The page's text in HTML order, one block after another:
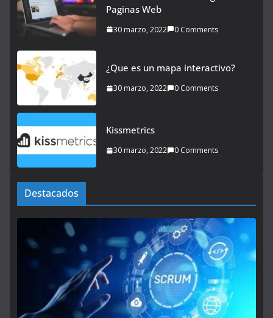
Paginas Web
30 marzo, 2022 0 Comments
¿Que es un mapa interactivo?
30 marzo, 2022 0 Comments
Kissmetrics
30 marzo, 2022 0 Comments
Destacados